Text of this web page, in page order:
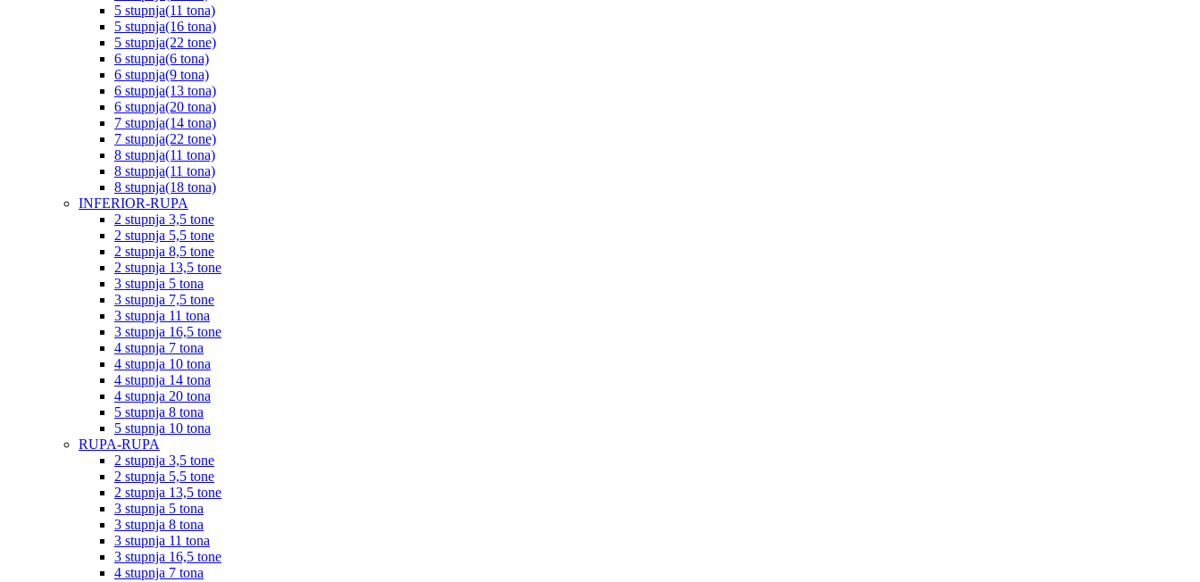
5 stupnja(11 tona)
5 stupnja(16 tona)
5 stupnja(22 tone)
6 stupnja(6 tona)
6 stupnja(9 tona)
6 stupnja(13 tona)
6 stupnja(20 tona)
7 stupnja(14 tona)
7 stupnja(22 tone)
8 stupnja(11 tona)
8 stupnja(11 tona)
8 stupnja(18 tona)
INFERIOR-RUPA
2 stupnja 3,5 tone
2 stupnja 5,5 tone
2 stupnja 8,5 tone
2 stupnja 13,5 tone
3 stupnja 5 tona
3 stupnja 7,5 tone
3 stupnja 11 tona
3 stupnja 16,5 tone
4 stupnja 7 tona
4 stupnja 10 tona
4 stupnja 14 tona
4 stupnja 20 tona
5 stupnja 8 tona
5 stupnja 10 tona
RUPA-RUPA
2 stupnja 3,5 tone
2 stupnja 5,5 tone
2 stupnja 13,5 tone
3 stupnja 5 tona
3 stupnja 8 tona
3 stupnja 11 tona
3 stupnja 16,5 tone
4 stupnja 7 tona